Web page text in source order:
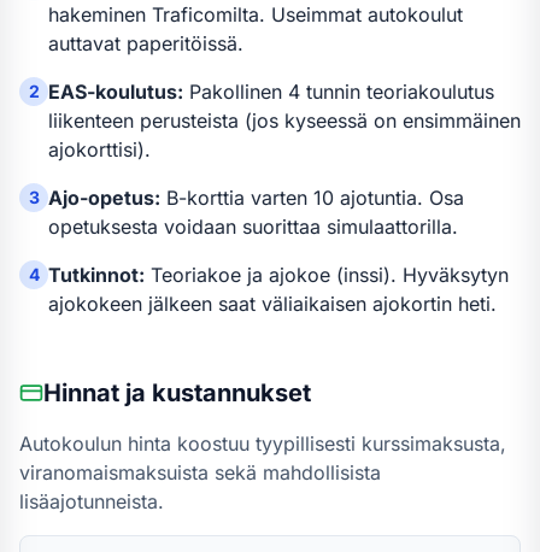
hakeminen Traficomilta. Useimmat autokoulut
auttavat paperitöissä.
2 EAS-koulutus: Pakollinen 4 tunnin teoriakoulutus
liikenteen perusteista (jos kyseessä on ensimmäinen
ajokorttisi).
3 Ajo-opetus: B-korttia varten 10 ajotuntia. Osa
opetuksesta voidaan suorittaa simulaattorilla.
4 Tutkinnot: Teoriakoe ja ajokoe (inssi). Hyväksytyn
ajokokeen jälkeen saat väliaikaisen ajokortin heti.
Hinnat ja kustannukset
Autokoulun hinta koostuu tyypillisesti kurssimaksusta,
viranomaismaksuista sekä mahdollisista
lisäajotunneista.